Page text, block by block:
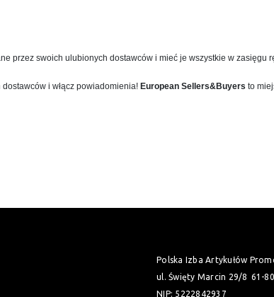
przez swoich ulubionych dostawców i mieć je wszystkie w zasięgu
i włącz powiadomienia! European Sellers&Buyers to
Polska Izba Artykułów
ul. Święty Marcin 29/8 61-
NIP: 5222842937